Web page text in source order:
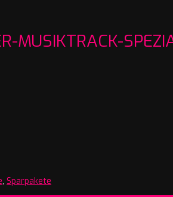
MUSIKTRACK-
, Sparpakete